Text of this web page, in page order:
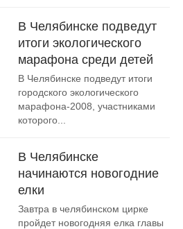
В Челябинске подведут
итоги экологического
марафона среди детей
В Челябинске подведут итоги
городского экологического
марафона-2008, участниками
которого...
В Челябинске
начинаются новогодние
елки
Завтра в челябинском цирке
пройдет новогодняя елка главы